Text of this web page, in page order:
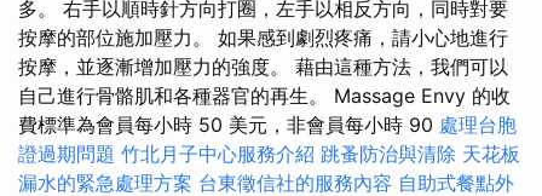
多。 右手以順時針方向打圈，左手以相反方向，同時對要
按摩的部位施加壓力。 如果感到劇烈疼痛，請小心地進行
按摩，並逐漸增加壓力的強度。 藉由這種方法，我們可以
自己進行骨骼肌和各種器官的再生。 Massage Envy 的收
費標準為會員每小時 50 美元，非會員每小時 90 處理台胞
證過期問題 竹北月子中心服務介紹 跳蚤防治與清除 天花板
漏水的緊急處理方案 台東徵信社的服務內容 自助式餐點外